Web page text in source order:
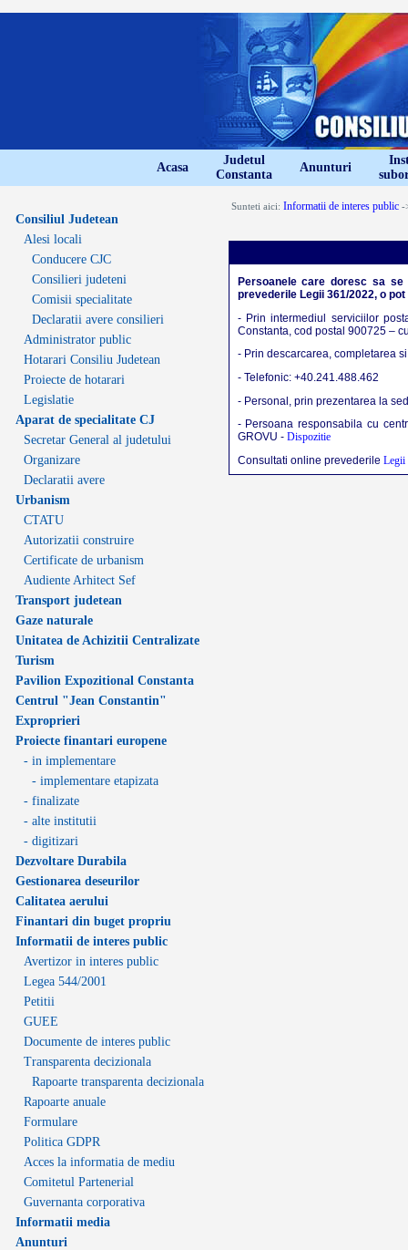
Acasa
Judetul
Constanta
Anunturi
Consiliul Judetean
Alesi locali
Conducere CJC
Consilieri judeteni
Comisii specialitate
Declaratii avere consilieri
Administrator public
Hotarari Consiliu Judetean
Proiecte de hotarari
Legislatie
Aparat de specialitate CJ
Secretar General al judetului
Organizare
Declaratii avere
Urbanism
CTATU
Autorizatii construire
Certificate de urbanism
Audiente Arhitect Sef
Transport judetean
Gaze naturale
Unitatea de Achizitii Centralizate
Turism
Pavilion Expozitional Constanta
Centrul "Jean Constantin"
Exproprieri
Proiecte finantari europene
- in implementare
- implementare etapizata
- finalizate
- alte institutii
- digitizari
Dezvoltare Durabila
Gestionarea deseurilor
Calitatea aerului
Finantari din buget propriu
Informatii de interes public
Avertizor in interes public
Legea 544/2001
Petitii
GUEE
Documente de interes public
Transparenta decizionala
Rapoarte transparenta decizionala
Rapoarte anuale
Formulare
Politica GDPR
Acces la informatia de mediu
Comitetul Partenerial
Guvernanta corporativa
Informatii media
Anunturi
Sunteti aici: Informatii de interes public -
Persoanele care doresc sa
prevederile Legii 361/2022, o
- Prin intermediul serviciilor
Constanta, cod postal 900725 –
- Prin descarcarea, completarea
- Telefonic: +40.241.488.462
- Personal, prin prezentarea la
- Persoana responsabila cu
GROVU - Dispozitie
Consultati online prevederile Legii